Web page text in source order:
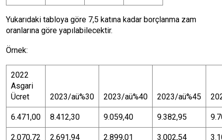
Yukarıdaki tabloya göre 7,5 katına kadar borçlanma zam
oranlarına göre yapılabilecektir.
Örnek:
2022
Asgari
Ücret
2023/aü%30 2023/aü%40 2023/aü%45
6.471,00 8.412,30 9.059,40 9.382,95
2.070,72 2.691,94 2.899,01 3.002,54